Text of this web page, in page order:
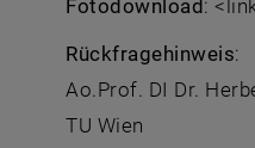
Fotodownload :
Rückfragehinweis:
Ao.Prof. DI Dr.
TU Wien